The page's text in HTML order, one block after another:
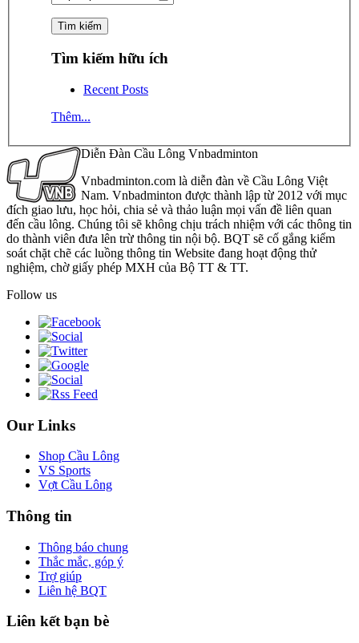
Tìm kiếm hữu ích
Recent Posts
Thêm...
Diễn Đàn Cầu Lông Vnbadminton
Vnbadminton.com là diễn đàn về Cầu Lông Việt
Nam. Vnbadminton được thành lập từ 2012 với mục
đích giao lưu, học hỏi, chia sẻ và thảo luận mọi vấn đề liên quan
đến cầu lông. Chúng tôi sẽ không chịu trách nhiệm với các thông tin
do thành viên đưa lên trừ thông tin nội bộ. BQT sẽ cố gắng kiểm
soát chặt chẽ các luồng thông tin Website đang hoạt động thử
nghiệm, chờ giấy phép MXH của Bộ TT & TT.
Follow us
Our Links
Shop Cầu Lông
VS Sports
Vợt Cầu Lông
Thông tin
Thông báo chung
Thắc mắc, góp ý
Trợ giúp
Liên hệ BQT
Liên kết bạn bè